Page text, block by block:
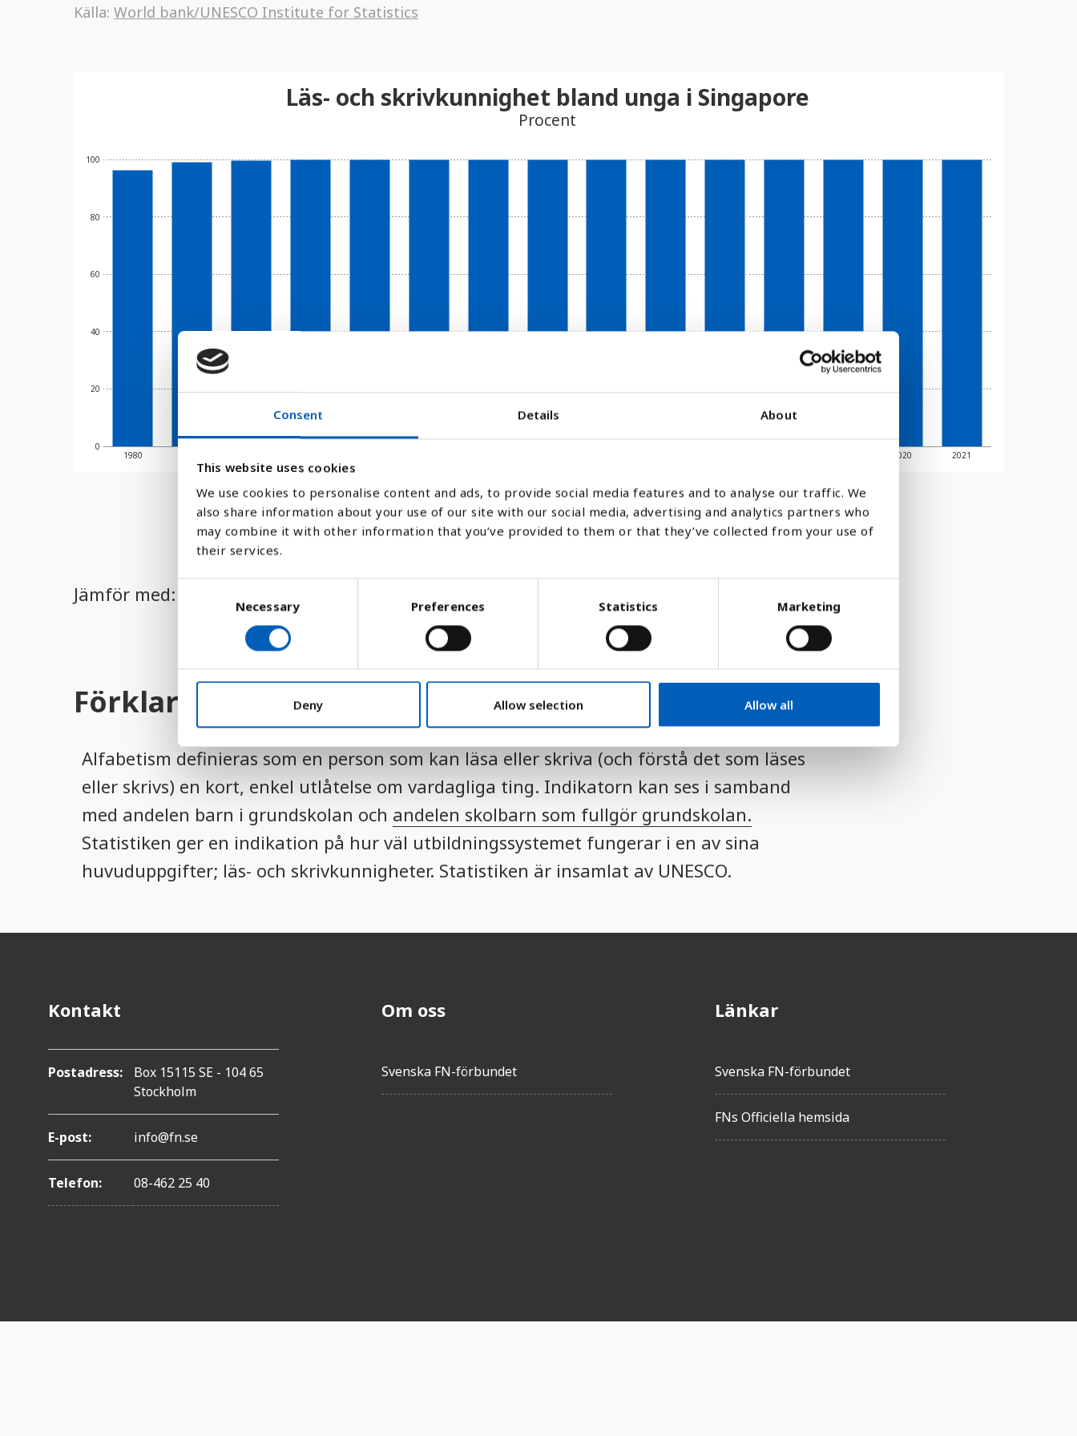
Consent Details About
This website uses cookies
We use cookies to personalise content and ads, to provide social media features and to analyse our traffic. We
also share information about your use of our site with our social media, advertising and analytics partners who
may combine it with other information that you’ve provided to them or that they’ve collected from your use of
their services.
e
t
e
l
e
t
i
o
n
Necessary Preferences Statistics Marketing
Deny Allow selection Allow all
Källa: World bank/UNESCO Institute for Statistics
0
20
40
60
80
100
1980 2020 2021
Läs- och skrivkunnighet bland unga i Singapore
Procent
Stapeldiagram Linje Platt
Jämför med:
Förklaring
Alfabetism definieras som en person som kan läsa eller skriva (och förstå det som läses
eller skrivs) en kort, enkel utlåtelse om vardagliga ting. Indikatorn kan ses i samband
med andelen barn i grundskolan och andelen skolbarn som fullgör grundskolan.
Statistiken ger en indikation på hur väl utbildningssystemet fungerar i en av sina
huvuduppgifter; läs- och skrivkunnigheter. Statistiken är insamlat av UNESCO.
Kontakt
Postadress:
Box 15115 SE - 104 65
Stockholm
E-post: info@fn.se
Telefon: 08-462 25 40
Om oss
Svenska FN-förbundet
Länkar
Svenska FN-förbundet
FNs Officiella hemsida